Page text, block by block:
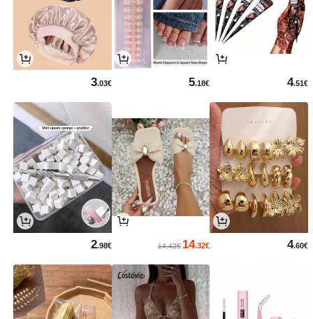
4.51€
5.18€
3.03€
4.60€
14.32€
14.42€
2.98€